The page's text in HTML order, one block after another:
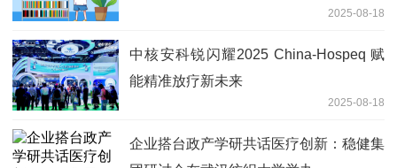
2025-08-18
中核安科锐闪耀2025 China-Hospeq 赋
能精准放疗新未来
2025-08-18
企业搭台政产学研共话医疗创新：稳健集